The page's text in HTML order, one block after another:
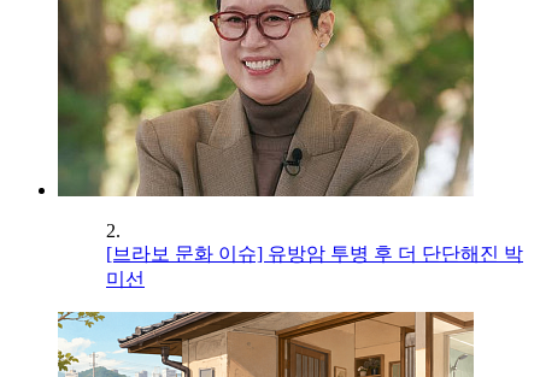
2.
[브라보 문화 이슈] 유방암 투병 후 더 단단해진 박
미선